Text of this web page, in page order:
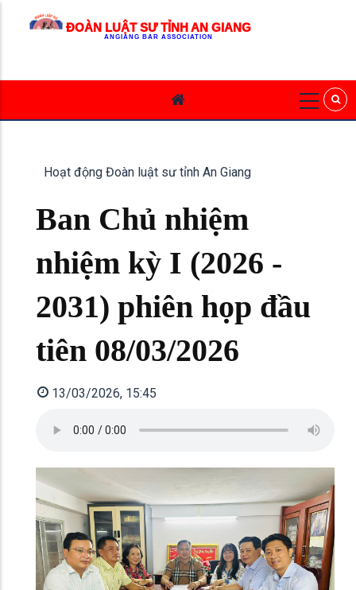
ĐOÀN LUẬT SƯ TỈNH AN GIANG
ANGIANG BAR ASSOCIATION
Hoạt động Đoàn luật sư tỉnh An Giang
Ban Chủ nhiệm
nhiệm kỳ I (2026 -
2031) phiên họp đầu
tiên 08/03/2026
13/03/2026, 15:45